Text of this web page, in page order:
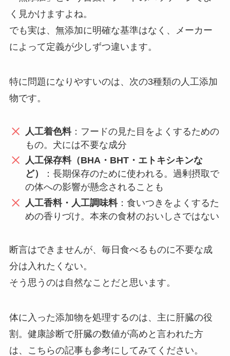
く見かけますよね。
でも実は、無添加に明確な基準はなく、メーカー
によって定義が少しずつ違います。
特に問題になりやすいのは、次の3種類の人工添加
物です。
人工着色料：フードの見た目をよくするための
もの。犬には不要な成分
人工保存料（BHA・BHT・エトキシキンな
ど）
：長期保存のために使われる。過剰摂取で
の体への影響が懸念されることも
人工香料・人工調味料：食いつきをよくするた
めの香りづけ。本来の食材のおいしさではない
断言はできませんが、毎日食べるものに不要な成
分は入れたくない。
そう思うのは自然なことだと思います。
体に入った添加物を処理するのは、主に肝臓の役
割。健康診断で肝臓の数値が高めと言われた方
は、こちらの記事も参考にしてみてください。